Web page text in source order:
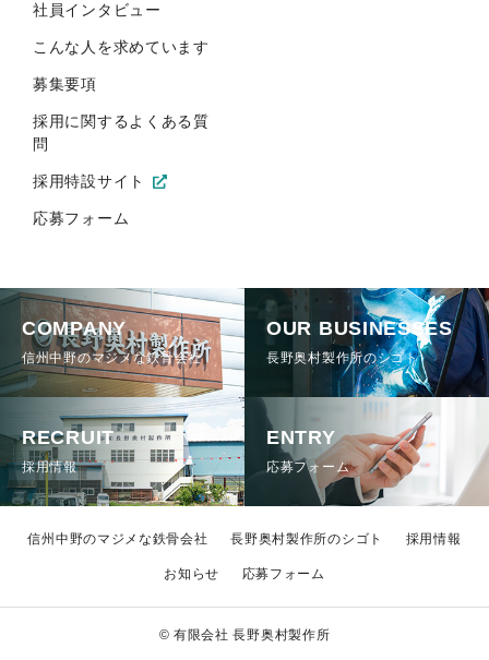
社員インタビュー
こんな人を求めています
募集要項
採用に関するよくある質
問
採用特設サイト
応募フォーム
COMPANY
信州中野のマジメな鉄骨会社
OUR BUSINESSES
長野奥村製作所のシゴト
RECRUIT
採用情報
ENTRY
応募フォーム
信州中野のマジメな鉄骨会社 長野奥村製作所のシゴト 採用情報
お知らせ 応募フォーム
© 有限会社 長野奥村製作所